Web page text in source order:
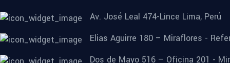
Av. José Leal 474-Lince Lima, Perú
Elias Aguirre 180 – Miraflores -
Dos de Mayo 516 – Oficina 201 -